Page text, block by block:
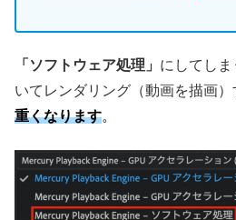
「ソフトウェア処理」 にしてし
いてレンダリング（動画を描画）
重くなります。